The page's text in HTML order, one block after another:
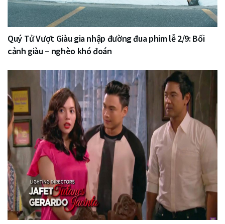
Quý Tử Vượt Giàu gia nhập đường đua phim lễ 2/9: Bối
cảnh giàu – nghèo khó đoán